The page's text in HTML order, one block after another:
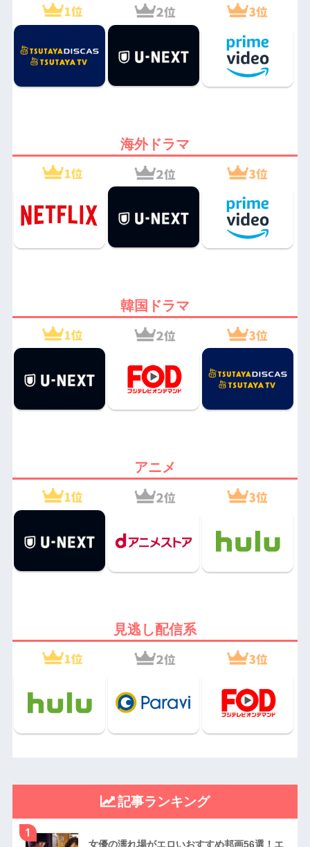
海外ドラマ
韓国ドラマ
アニメ
見逃し配信系
記事ランキング
1
女優の濡れ場がエロいおすすめ邦画56選！エ